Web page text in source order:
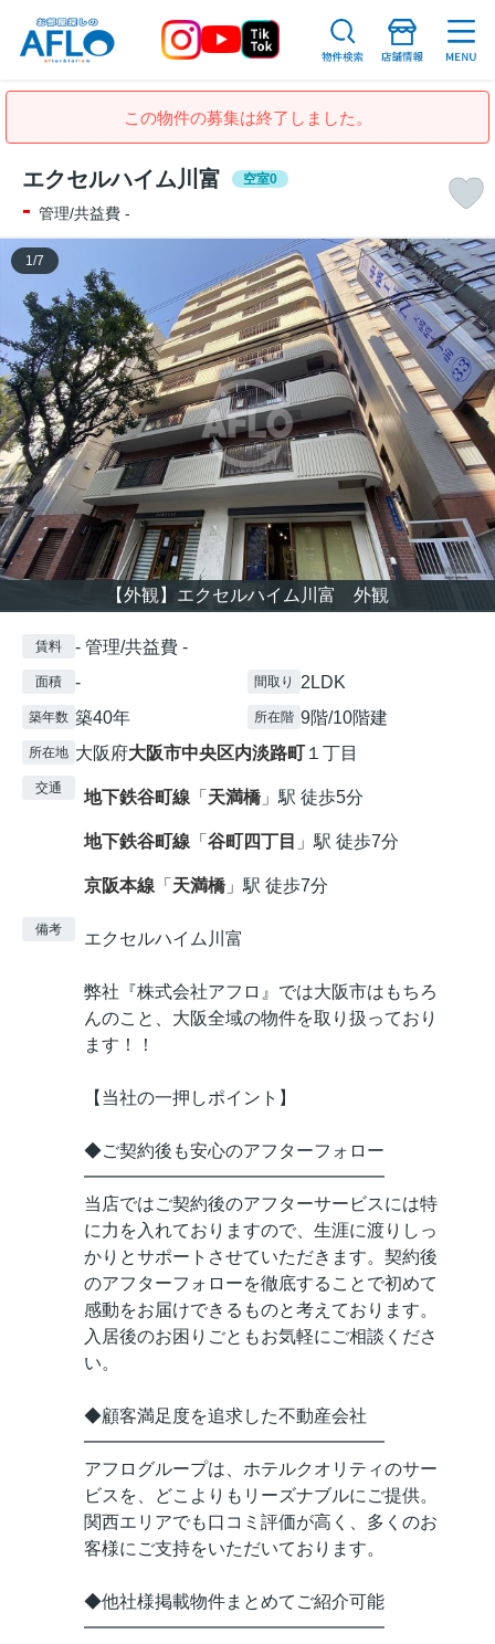
この物件の募集は終了しました。
エクセルハイム川富 空室0
- 管理/共益費 -
【外観】エクセルハイム川富 外観
1 /7
賃料 - 管理/共益費 -
面積 - 間取り 2LDK
築年数 築40年 所在階 9階/10階建
所在地 大阪府大阪市中央区内淡路町 １丁目
交通 地下鉄谷町線 「 天満橋」駅 徒歩5分
地下鉄谷町線 「 谷町四丁目 」駅 徒歩7分
京阪本線 「 天満橋」駅 徒歩7分
備考 エクセルハイム川富
弊社『株式会社アフロ』では大阪市はもちろ
んのこと、大阪全域の物件を取り扱っており
ます！！
【当社の一押しポイント】
◆ご契約後も安心のアフターフォロー
━━━━━━━━━━━━━━━━━
当店ではご契約後のアフターサービスには特
に力を入れておりますので、生涯に渡りしっ
かりとサポートさせていただきます。契約後
のアフターフォローを徹底することで初めて
感動をお届けできるものと考えております。
入居後のお困りごともお気軽にご相談くださ
い。
◆顧客満足度を追求した不動産会社
━━━━━━━━━━━━━━━━━
アフログループは、ホテルクオリティのサー
ビスを、どこよりもリーズナブルにご提供。
関西エリアでも口コミ評価が高く、多くのお
客様にご支持をいただいております。
◆他社様掲載物件まとめてご紹介可能
━━━━━━━━━━━━━━━━━